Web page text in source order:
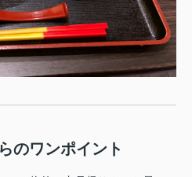
のワンポイント